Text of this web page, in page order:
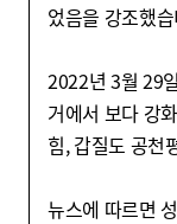
었음을 강조했
2022년 3월 29
거에서 보다 강
힘, 갑질도 공천
뉴스에 따르면